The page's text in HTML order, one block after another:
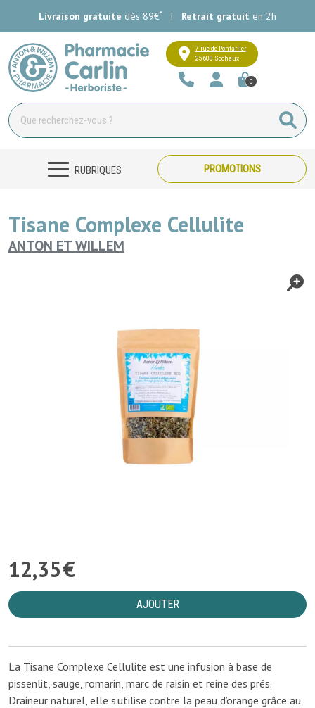
Livraison gratuite dès 89€* | Retrait gratuit en 2h
Pharmacie Carlin Votre
7 rue de Pontarlier
25600 Sochaux
0
RUBRIQUES PROMOTIONS
Tisane Complexe Cellulite
ANTON ET WILLEM
12,35€
AJOUTER
La Tisane Complexe Cellulite est une infusion à base de
pissenlit, sauge, romarin, marc de raisin et reine des prés.
Draineur naturel, elle s’utilise contre la peau d’orange grâce au